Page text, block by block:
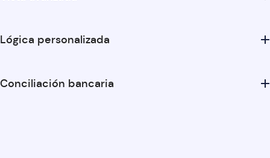
Lógica personalizada
Conciliación bancaria